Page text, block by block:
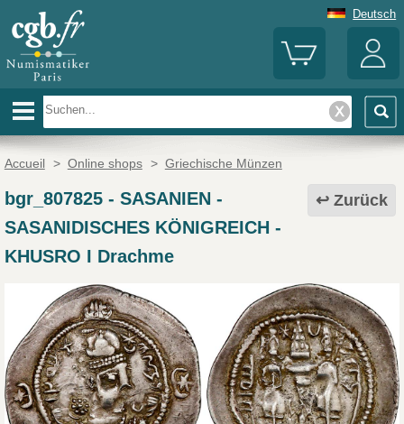
Deutsch
Accueil > Online shops > Griechische Münzen
Zurück
bgr_807825- SASANIEN -
SASANIDISCHES KÖNIGREICH -
KHUSRO I Drachme